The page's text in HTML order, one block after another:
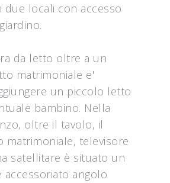
due locali con accesso
da letto oltre a un
matrimoniale e'
un piccolo letto
bambino. Nella
oltre il tavolo, il
matrimoniale, televisore
satellitare è situato un
angolo